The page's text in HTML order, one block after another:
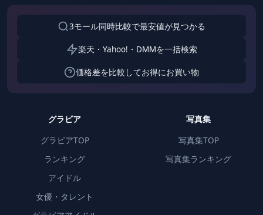
3モール同時比較で最安値が見つかる
楽天・Yahoo!・DMMを一括検索
価格差を比較してお得にお買い物
グラビア
グラビアTOP
ランキング
アイドル
女優・タレント
写真集
写真集TOP
写真集ランキング